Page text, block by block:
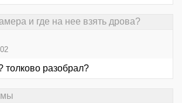
и где на нее взять дрова?
толково разобрал?